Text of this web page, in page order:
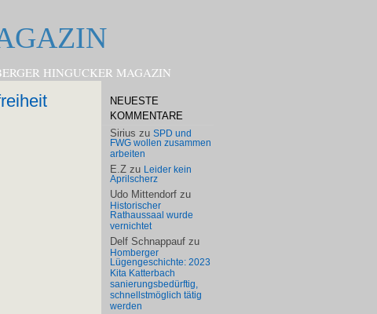
HINGUCKER MAGAZIN
NEUESTE
KOMMENTARE
Sirius zu SPD und
FWG wollen zusammen
arbeiten
E.Z zu Leider kein
Aprilscherz
Udo Mittendorf zu
Historischer
Rathaussaal wurde
vernichtet
Delf Schnappauf zu
Homberger
Lügengeschichte: 2023
Kita Katterbach
sanierungsbedürftig,
schnellstmöglich tätig
werden